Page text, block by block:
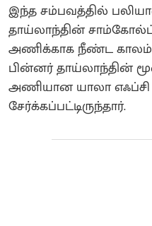
​இந்த சம்பவத்தில்
தாய்லாந்தின்
அணிக்காக நீண்ட காலம்
பின்னர் தாய்லாந்தின்
அணியான யாலா
சேர்க்கப்பட்டிருந்தார்.